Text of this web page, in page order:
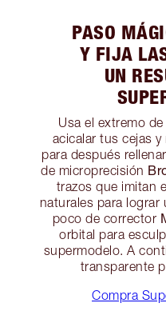
PASO
Y FIJA
UN
Usa el extremo
acicalar tus cejas
para después
de microprecisión
trazos que imitan
naturales para
poco de corrector
orbital para
supermodelo. A
transparente
Compra